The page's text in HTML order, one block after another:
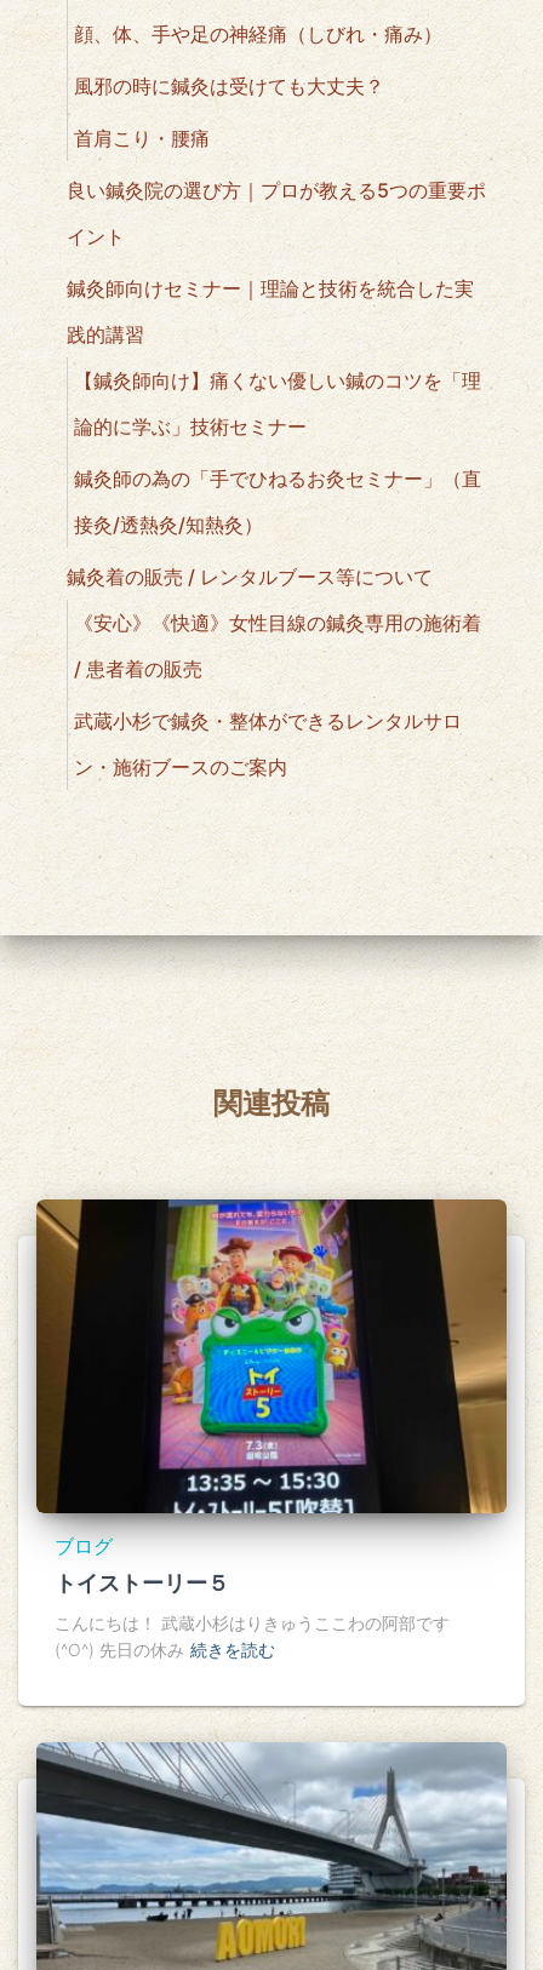
顔、体、手や足の神経痛（しびれ・痛み）
風邪の時に鍼灸は受けても大丈夫？
首肩こり・腰痛
良い鍼灸院の選び方｜プロが教える5つの重要ポ
イント
鍼灸師向けセミナー｜理論と技術を統合した実
践的講習
【鍼灸師向け】痛くない優しい鍼のコツを「理
論的に学ぶ」技術セミナー
鍼灸師の為の「手でひねるお灸セミナー」（直
接灸/透熱灸/知熱灸）
鍼灸着の販売 / レンタルブース等について
《安心》《快適》女性目線の鍼灸専用の施術着
/ 患者着の販売
武蔵小杉で鍼灸・整体ができるレンタルサロ
ン・施術ブースのご案内
関連投稿
ブログ
トイストーリー５
こんにちは！ 武蔵小杉はりきゅうここわの阿部です
(^O^) 先日の休み 続きを読む